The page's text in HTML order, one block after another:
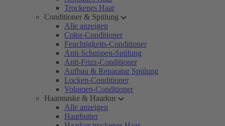
Trockenes Haar
Conditioner & Spülung
Alle anzeigen
Color-Conditioner
Feuchtigkeits-Conditioner
Anti-Schuppen-Spülung
Anti-Frizz-Conditioner
Aufbau & Reparatur Spülung
Locken-Conditioner
Volumen-Conditioner
Haarmaske & Haarkur
Alle anzeigen
Haarbutter